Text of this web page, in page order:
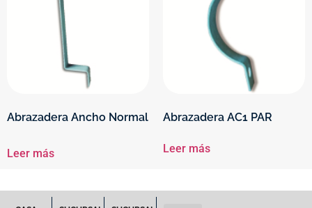
Abrazadera Ancho Normal
Leer más
Abrazadera AC1 PAR
Leer más